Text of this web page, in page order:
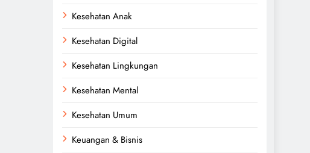
Kesehatan Anak
Kesehatan Digital
Kesehatan Lingkungan
Kesehatan Mental
Kesehatan Umum
Keuangan & Bisnis